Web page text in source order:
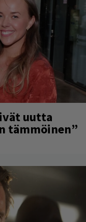
uutta
tämmöinen”